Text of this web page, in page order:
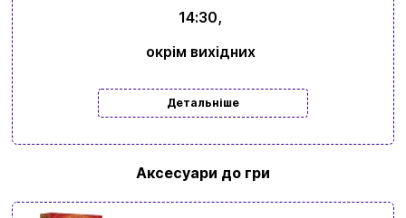
14:30,
окрім вихідних
Детальніше
Аксесуари до гри